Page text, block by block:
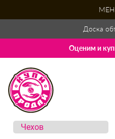
Доска
Оценим и